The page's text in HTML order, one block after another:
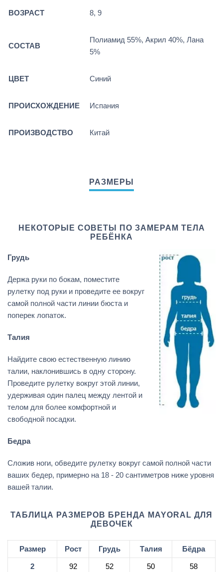
ВОЗРАСТ 8, 9
СОСТАВ
Полиамид 55%, Акрил 40%, Лана
5%
ЦВЕТ Синий
ПРОИСХОЖДЕНИЕ Испания
ПРОИЗВОДСТВО Китай
НЕКОТОРЫЕ СОВЕТЫ ПО ЗАМЕРАМ ТЕЛА
РЕБЁНКА
Грудь
Держа руки по бокам, поместите
рулетку под руки и проведите ее вокруг
самой полной части линии бюста и
поперек лопаток.
Талия
Найдите свою естественную линию
талии, наклонившись в одну сторону.
Проведите рулетку вокруг этой линии,
удерживая один палец между лентой и
телом для более комфортной и
свободной посадки.
Бедра
Сложив ноги, обведите рулетку вокруг самой полной части
ваших бедер, примерно на 18 - 20 сантиметров ниже уровня
вашей талии.
ТАБЛИЦА РАЗМЕРОВ БРЕНДА MAYORAL ДЛЯ
ДЕВОЧЕК
Размер Рост Грудь Талия Бёдра
2 92 52 50 58